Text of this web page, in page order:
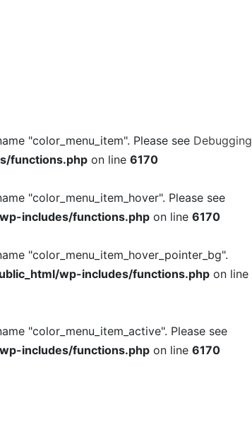
"color_menu_item". Please see Debugging
functions.php on line 6170
"color_menu_item_hover". Please see
includes/functions.php on line 6170
"color_menu_item_hover_pointer_bg".
wp-includes/functions.php on line
"color_menu_item_active". Please see
includes/functions.php on line 6170